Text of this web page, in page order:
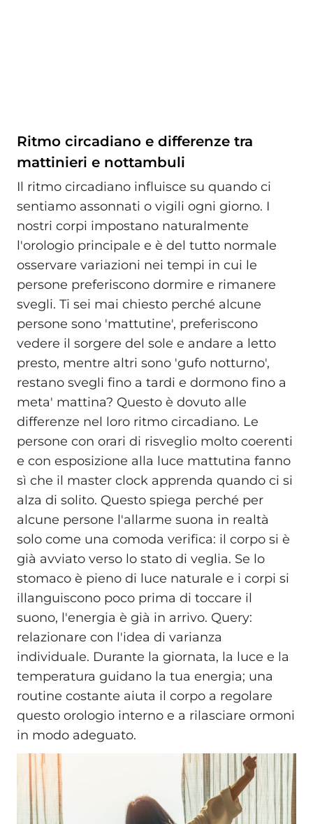
Ritmo circadiano e differenze tra
mattinieri e nottambuli
Il ritmo circadiano influisce su quando ci
sentiamo assonnati o vigili ogni giorno. I
nostri corpi impostano naturalmente
l'orologio principale e è del tutto normale
osservare variazioni nei tempi in cui le
persone preferiscono dormire e rimanere
svegli. Ti sei mai chiesto perché alcune
persone sono 'mattutine', preferiscono
vedere il sorgere del sole e andare a letto
presto, mentre altri sono 'gufo notturno',
restano svegli fino a tardi e dormono fino a
meta' mattina? Questo è dovuto alle
differenze nel loro ritmo circadiano. Le
persone con orari di risveglio molto coerenti
e con esposizione alla luce mattutina fanno
sì che il master clock apprenda quando ci si
alza di solito. Questo spiega perché per
alcune persone l'allarme suona in realtà
solo come una comoda verifica: il corpo si è
già avviato verso lo stato di veglia. Se lo
stomaco è pieno di luce naturale e i corpi si
illanguiscono poco prima di toccare il
suono, l'energia è già in arrivo. Query:
relazionare con l'idea di varianza
individuale. Durante la giornata, la luce e la
temperatura guidano la tua energia; una
routine costante aiuta il corpo a regolare
questo orologio interno e a rilasciare ormoni
in modo adeguato.